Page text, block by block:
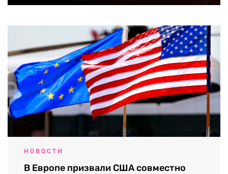
НОВОСТИ
В Европе призвали США совместно